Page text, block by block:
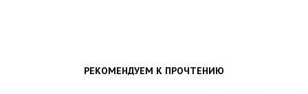
РЕКОМЕНДУЕМ К ПРОЧТЕНИЮ